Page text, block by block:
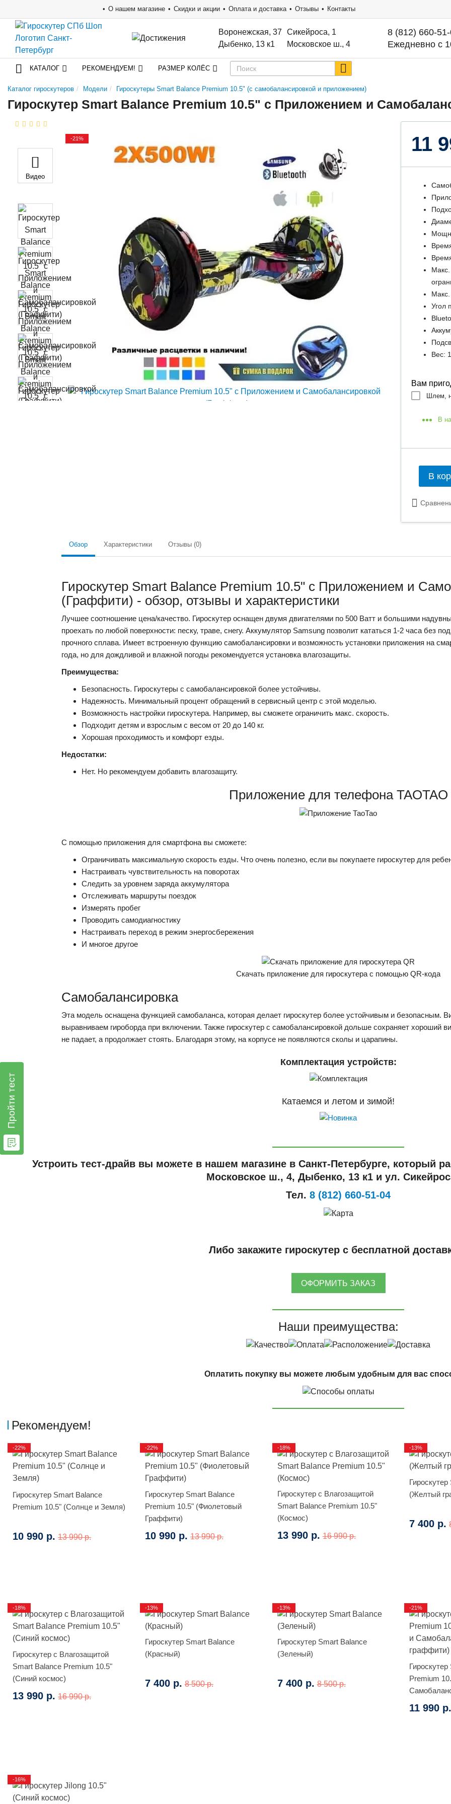
О нашем магазине Скидки и акции Оплата и доставка Отзывы Контакты
Воронежская, 37
Дыбенко, 13 к1
Сикейроса, 1
Московское ш., 4
8 (812) 660-
Ежедневно с
КАТАЛОГ РЕКОМЕНДУЕМ! РАЗМЕР КОЛЁС
Каталог гироскутеров Модели Гироскутеры Smart Balance Premium 10.5" (с самобалансировкой и приложением)
Гироскутер Smart Balance Premium 10.5" с Приложением и
Видео
-21% 11
Макс.
Угол
Вес:
Вам
Шлем,
В
В
Обзор Характеристики Отзывы (0)
Гироскутер Smart Balance Premium 10.5" с Приложением и
(Граффити) - обзор, отзывы и характеристики
Лучшее соотношение цена/качество. Гироскутер оснащен двумя двигателями по 500 Ватт и большими
проехать по любой поверхности: песку, траве, снегу. Аккумулятор Samsung позволит кататься 1-2 часа без
прочного сплава. Имеет встроенную функцию самобалансировки и возможность установки приложения на
года, но для дождливой и влажной погоды рекомендуется установка влагозащиты.
Преимущества:
Безопасность. Гироскутеры с самобалансировкой более устойчивы.
Надежность. Минимальный процент обращений в сервисный центр с этой моделью.
Возможность настройки гироскутера. Например, вы сможете ограничить макс. скорость.
Подходит детям и взрослым с весом от 20 до 140 кг.
Хорошая проходимость и комфорт езды.
Недостатки:
Нет. Но рекомендуем добавить влагозащиту.
Приложение для телефона TAOTAO
С помощью приложения для смартфона вы сможете:
Ограничивать максимальную скорость езды. Что очень полезно, если вы покупаете гироскутер для
Настраивать чувствительность на поворотах
Следить за уровнем заряда аккумулятора
Отслеживать маршруты поездок
Измерять пробег
Проводить самодиагностику
Настраивать переход в режим энергосбережения
И многое другое
Скачать приложение для гироскутера с помощью QR-кода
Самобалансировка
Эта модель оснащена функцией самобаланса, которая делает гироскутер более устойчивым и безопасным.
выравниваем гироборда при включении. Также гироскутер с самобалансировкой дольше сохраняет хороший
не падает, а продолжает стоять. Благодаря этому, на корпусе не появляются сколы и царапины.
Комплектация устройств:
Катаемся и летом и зимой!
Устроить тест-драйв вы можете в нашем магазине в Санкт-Петербурге, который
Московское ш., 4, Дыбенко, 13 к1 и ул.
Тел. 8 (812) 660-51-04
Либо закажите гироскутер с бесплатной
ОФОРМИТЬ ЗАКАЗ
Наши преимущества:
Оплатить покупку вы можете любым удобным для вас
Рекомендуем!
Гироскутер Smart Balance
Premium 10.5" (Солнце и Земля)
10 990 р. 13 990 р.
-22%
Гироскутер Smart Balance
Premium 10.5" (Фиолетовый
Граффити)
10 990 р. 13 990 р.
-22%
Гироскутер с Влагозащитой
Smart Balance Premium 10.5"
(Космос)
13 990 р. 16 990 р.
-18%
(Желтый
7 400 р.
-13%
Гироскутер с Влагозащитой
Smart Balance Premium 10.5"
(Синий космос)
13 990 р. 16 990 р.
-18%
Гироскутер Smart Balance
(Красный)
7 400 р. 8 500 р.
-13%
Гироскутер Smart Balance
(Зеленый)
7 400 р. 8 500 р.
-13%
Premium
граффити)
11 990
-21%
-16%
Пройти тест